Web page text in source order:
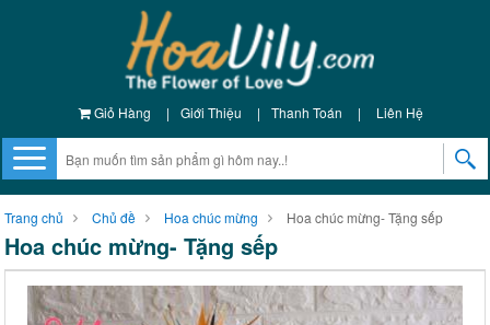
Giỏ Hàng | Giới Thiệu | Thanh Toán | Liên Hệ
Trang chủ Chủ đề Hoa chúc mừng Hoa chúc mừng- Tặng sếp
Hoa chúc mừng- Tặng sếp